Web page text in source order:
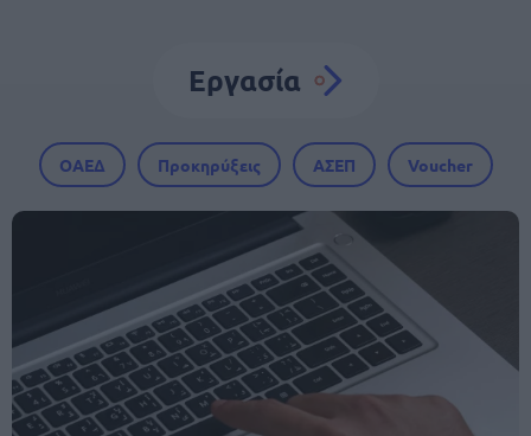
Εργασία
ΟΑΕΔ Προκηρύξεις ΑΣΕΠ Voucher